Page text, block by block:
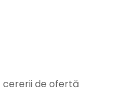
de ofertă